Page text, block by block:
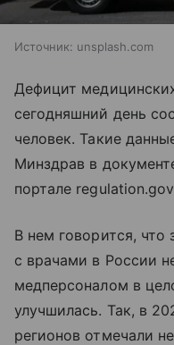
Источник: unsplash.com
Дефицит
сегодняшний день
человек. Такие
Минздрав в
портале
В нем говорится,
с врачами в России
медперсоналом в
улучшилась. Так, в
регионов отмечали